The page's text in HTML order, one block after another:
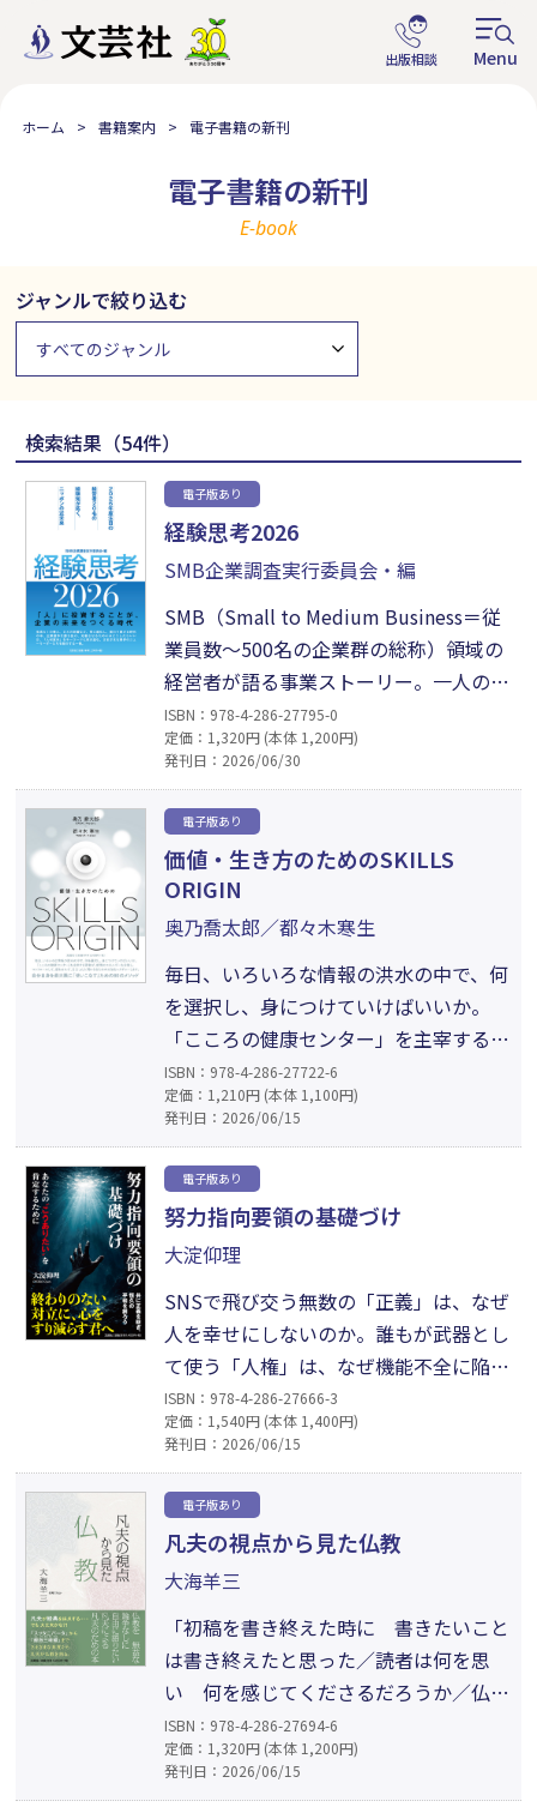
ホーム 書籍案内 電子書籍の新刊
電子書籍の新刊
E-book
ジャンルで絞り込む
検索結果（54件）
電子版あり
経験思考2026
SMB企業調査実行委員会・編
SMB（Small to Medium Business＝従
業員数～500名の企業群の総称）領域の
経営者が語る事業ストーリー。一人の成
長がそのまま事業の伸びしろとなり、一
人の停滞が組織全体のボトルネックにも
なり得る「少数精鋭」のSMB企業。そ
んな中で、「人を活かすとは何か」「組
織に希望を宿すとはどういうことか」を
考え、実践する、20人の経営者たちの
声をお届けします。
ISBN：978-4-286-27795-0
定価：1,320円 (本体 1,200円)
発刊日：2026/06/30
電子版あり
価値・生き方のためのSKILLS
ORIGIN
奥乃喬太郎／都々木寒生
毎日、いろいろな情報の洪水の中で、何
を選択し、身につけていけばいいか。
「こころの健康センター」を主宰する著
者が、感情のエネルギーを分散し、コン
トロールして、惑わされず、自立した人
間になるための方法をレクチャーしま
す。小学生からでも優しく読める内容で
すが、ぜひ親子で、あるいは大人と一緒
に、じっくり話しながら読んでみてくだ
さい。
ISBN：978-4-286-27722-6
定価：1,210円 (本体 1,100円)
発刊日：2026/06/15
電子版あり
努力指向要領の基礎づけ
大淀仰理
SNSで飛び交う無数の「正義」は、なぜ
人を幸せにしないのか。誰もが武器とし
て使う「人権」は、なぜ機能不全に陥っ
たのか。「愛への渇望」と「死への予
感」の淵で、著者が掴み取ったもの。そ
的主体としての『人間』へと至るため
の、過酷だが確かな道だった。ニヒリズ
ム（虚無）を超克し、来るべき理想社会
（知の共同体）を構想する渾身の哲学
書。
ISBN：978-4-286-27666-3
定価：1,540円 (本体 1,400円)
発刊日：2026/06/15
電子版あり
凡夫の視点から見た仏教
大海羊三
「初稿を書き終えた時に 書きたいこと
は書き終えたと思った／読者は何を思
い 何を感じてくださるだろうか／仏教
を少しでも好きになっていただければう
れしい──著者」『スッタニパータ』か
ら『般舟三昧経』まで、さまざまな角度
ISBN：978-4-286-27694-6
定価：1,320円 (本体 1,200円)
発刊日：2026/06/15